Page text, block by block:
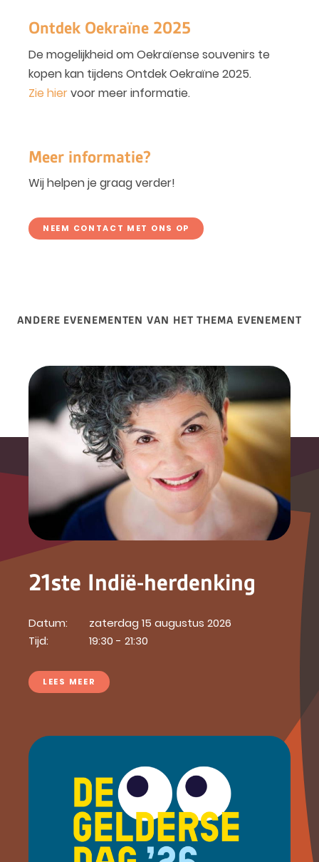
Ontdek Oekraïne 2025
De mogelijkheid om Oekraïense souvenirs te
kopen kan tijdens Ontdek Oekraïne 2025.
Zie hiervoor meer informatie.
Meer informatie?
Wij helpen je graag verder!
NEEM CONTACT MET ONS OP
ANDERE EVENEMENTEN VAN HET THEMA EVENEMENT
21ste Indië-herdenking
Datum:
Tijd:
zaterdag 15 augustus 2026
19:30 - 21:30
LEES MEER